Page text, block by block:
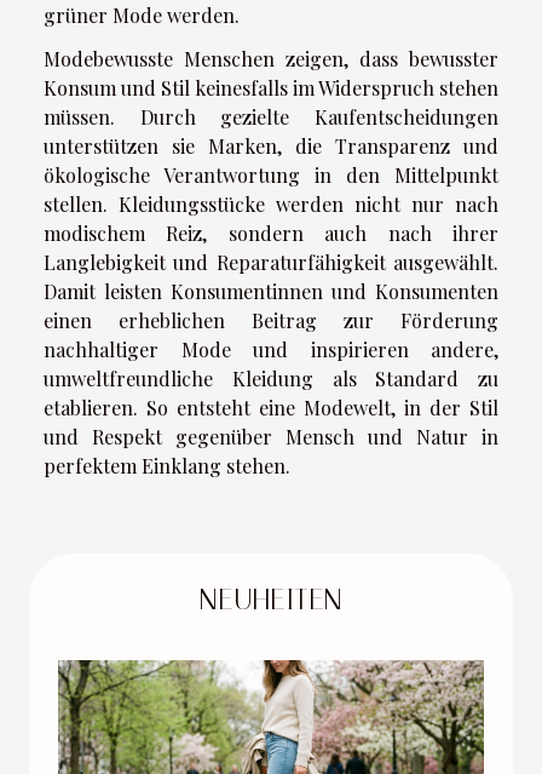
grüner Mode werden.
Modebewusste Menschen zeigen, dass bewusster
Konsum und Stil keinesfalls im Widerspruch stehen
müssen. Durch gezielte Kaufentscheidungen
unterstützen sie Marken, die Transparenz und
ökologische Verantwortung in den Mittelpunkt
stellen. Kleidungsstücke werden nicht nur nach
modischem Reiz, sondern auch nach ihrer
Langlebigkeit und Reparaturfähigkeit ausgewählt.
Damit leisten Konsumentinnen und Konsumenten
einen erheblichen Beitrag zur Förderung
nachhaltiger Mode und inspirieren andere,
umweltfreundliche Kleidung als Standard zu
etablieren. So entsteht eine Modewelt, in der Stil
und Respekt gegenüber Mensch und Natur in
perfektem Einklang stehen.
NEUHEITEN